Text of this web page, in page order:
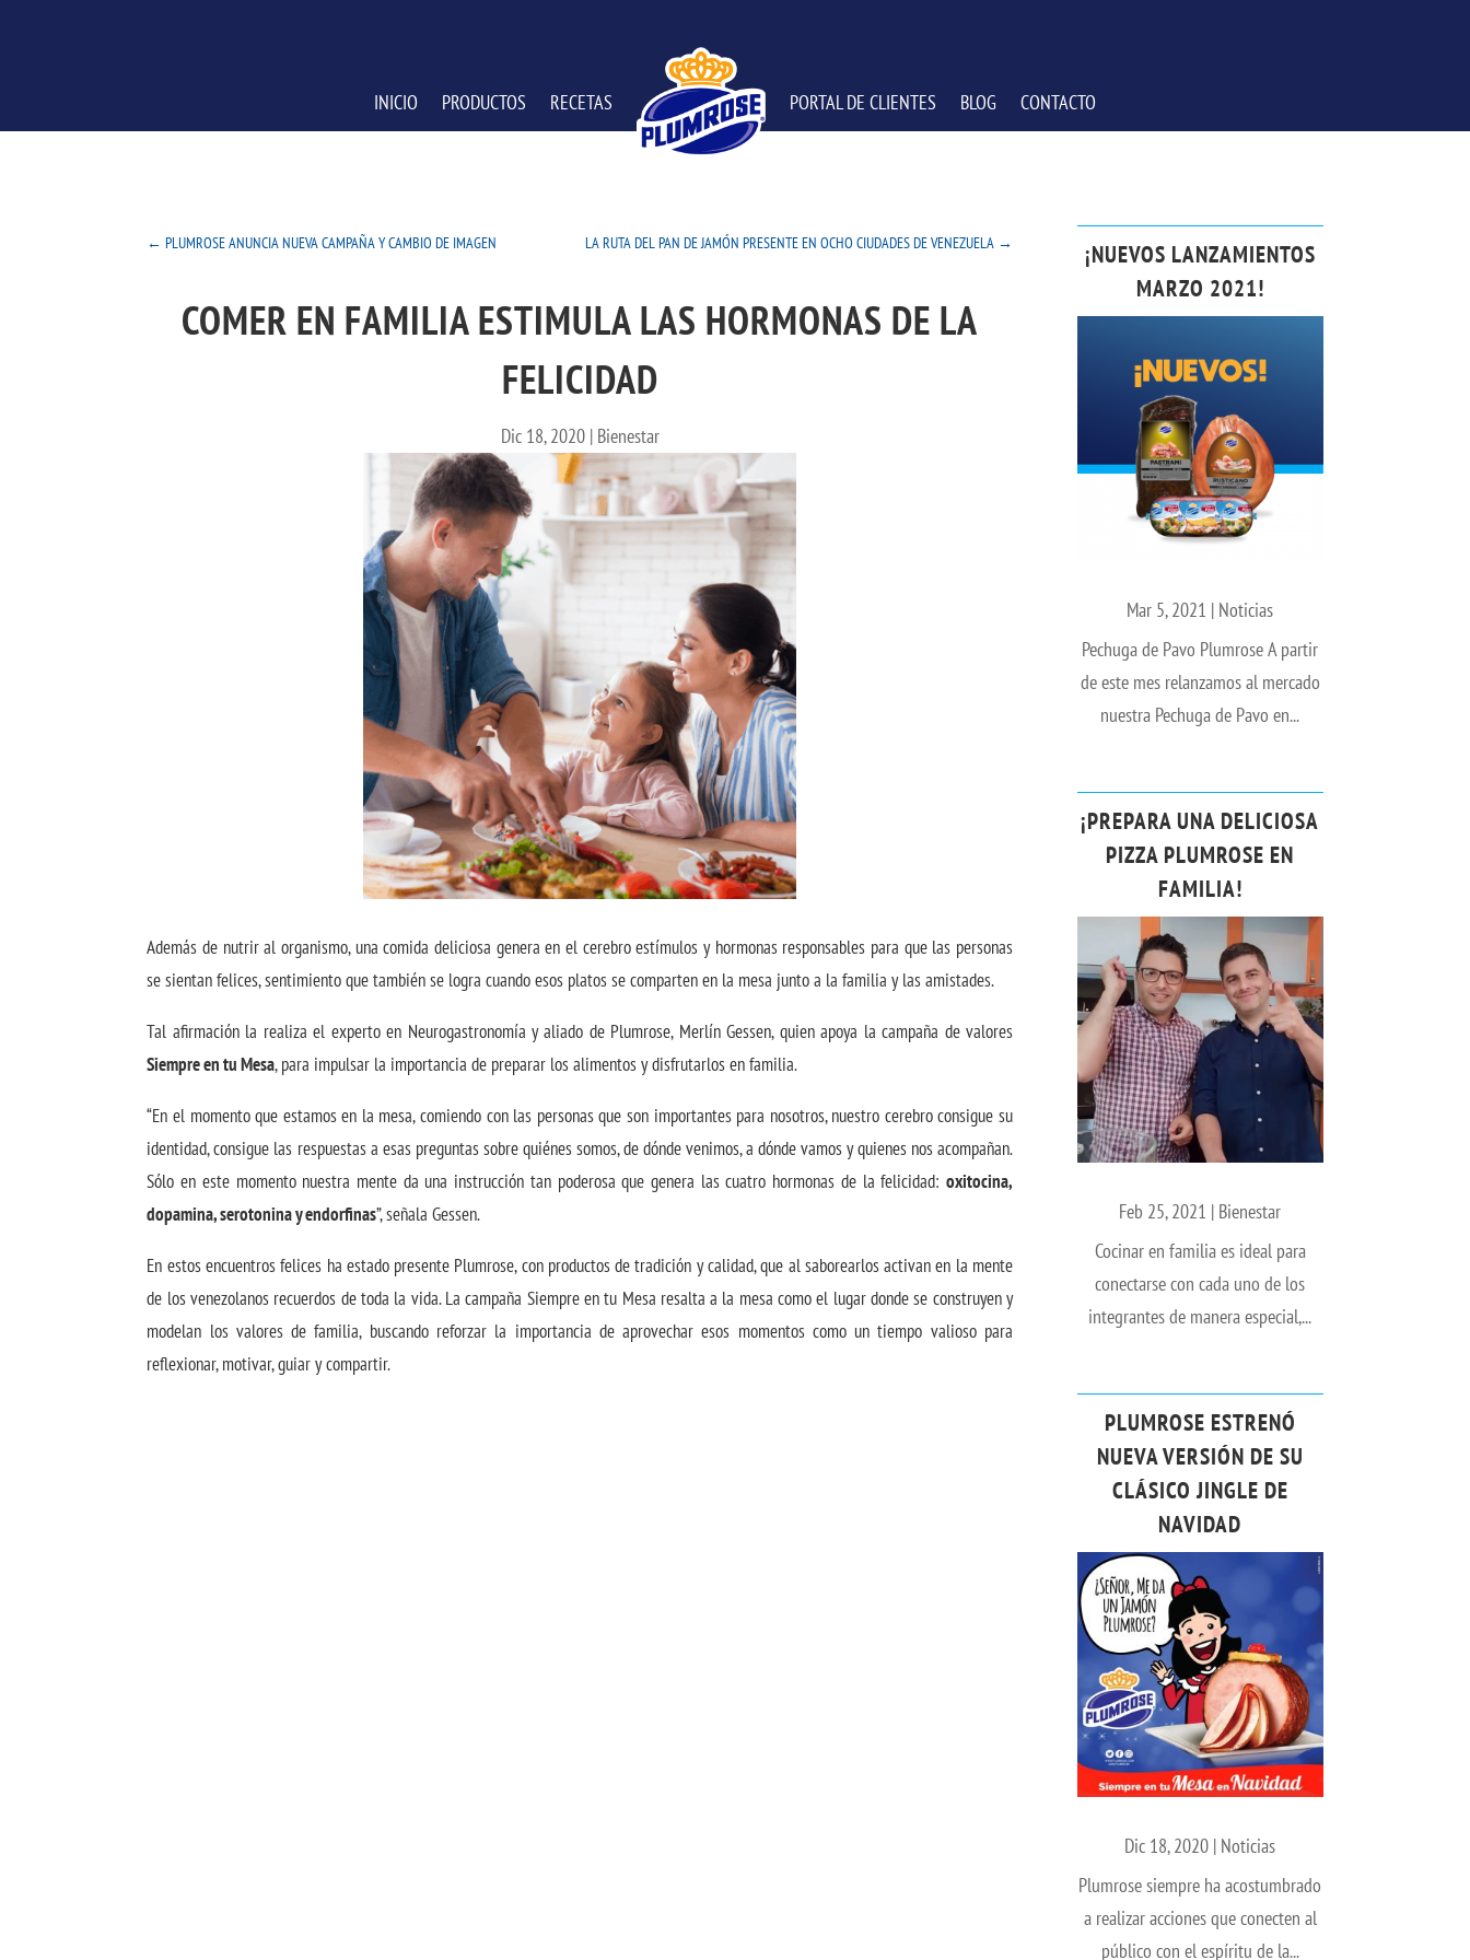
INICIO PRODUCTOS RECETAS PORTAL DE CLIENTES BLOG CONTACTO
←PLUMROSE ANUNCIA NUEVA CAMPAÑA Y CAMBIO DE IMAGEN LA RUTA DEL PAN DE JAMÓN PRESENTE EN OCHO CIUDADES DE VENEZUELA →
COMER EN FAMILIA ESTIMULA LAS HORMONAS DE LA
FELICIDAD
Dic 18, 2020| Bienestar
Además de nutrir al organismo, una comida deliciosa genera en el cerebro estímulos y hormonas responsables para que las personas
se sientan felices, sentimiento que también se logra cuando esos platos se comparten en la mesa junto a la familia y las amistades.
Tal afirmación la realiza el experto en Neurogastronomía y aliado de Plumrose, Merlín Gessen, quien apoya la campaña de valores
Siempre en tu Mesa, para impulsar la importancia de preparar los alimentos y disfrutarlos en familia.
“En el momento que estamos en la mesa, comiendo con las personas que son importantes para nosotros, nuestro cerebro consigue su
identidad, consigue las respuestas a esas preguntas sobre quiénes somos, de dónde venimos, a dónde vamos y quienes nos acompañan.
Sólo en este momento nuestra mente da una instrucción tan poderosa que genera las cuatro hormonas de la felicidad: oxitocina,
dopamina, serotonina y endorfinas”, señala Gessen.
En estos encuentros felices ha estado presente Plumrose, con productos de tradición y calidad, que al saborearlos activan en la mente
de los venezolanos recuerdos de toda la vida. La campaña Siempre en tu Mesa resalta a la mesa como el lugar donde se construyen y
modelan los valores de familia, buscando reforzar la importancia de aprovechar esos momentos como un tiempo valioso para
reflexionar, motivar, guiar y compartir.
¡NUEVOS LANZAMIENTOS
MARZO 2021!
Mar 5, 2021 | Noticias
Pechuga de Pavo Plumrose A partir
de este mes relanzamos al mercado
nuestra Pechuga de Pavo en...
¡PREPARA UNA DELICIOSA
PIZZA PLUMROSE EN
FAMILIA!
Feb 25, 2021 | Bienestar
Cocinar en familia es ideal para
conectarse con cada uno de los
integrantes de manera especial,...
PLUMROSE ESTRENÓ
NUEVA VERSIÓN DE SU
CLÁSICO JINGLE DE
NAVIDAD
Dic 18, 2020 | Noticias
Plumrose siempre ha acostumbrado
a realizar acciones que conecten al
público con el espíritu de la...